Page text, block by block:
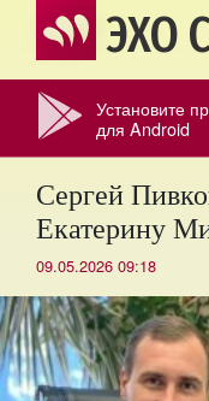
ЭХО
Установите
для Android
Сергей
Екатерину
09.05.2026 09:18